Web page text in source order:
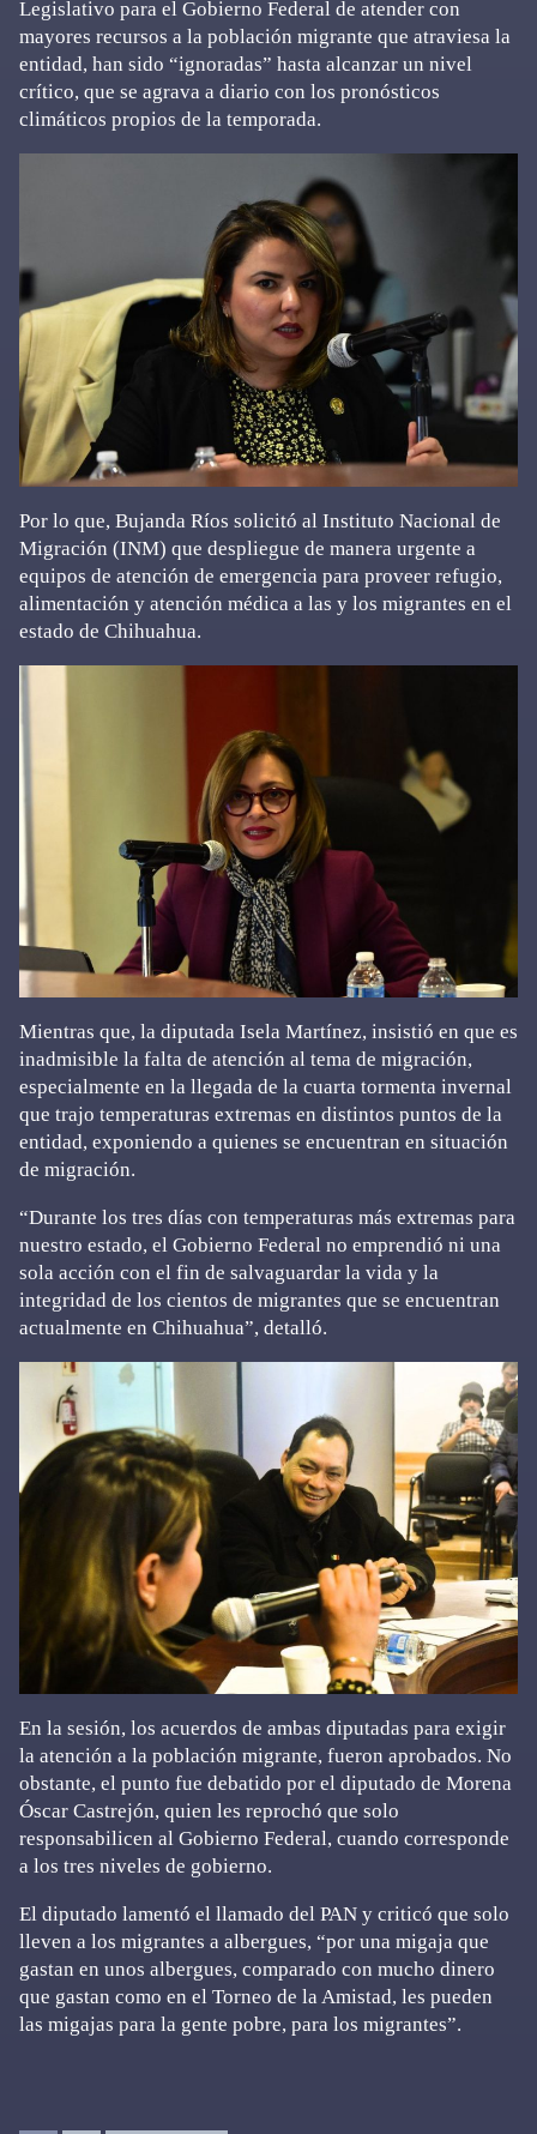
Legislativo para el Gobierno Federal de atender con
mayores recursos a la población migrante que atraviesa la
entidad, han sido “ignoradas” hasta alcanzar un nivel
crítico, que se agrava a diario con los pronósticos
climáticos propios de la temporada.
Por lo que, Bujanda Ríos solicitó al Instituto Nacional de
Migración (INM) que despliegue de manera urgente a
equipos de atención de emergencia para proveer refugio,
alimentación y atención médica a las y los migrantes en el
estado de Chihuahua.
Mientras que, la diputada Isela Martínez, insistió en que es
inadmisible la falta de atención al tema de migración,
especialmente en la llegada de la cuarta tormenta invernal
que trajo temperaturas extremas en distintos puntos de la
entidad, exponiendo a quienes se encuentran en situación
de migración.
“Durante los tres días con temperaturas más extremas para
nuestro estado, el Gobierno Federal no emprendió ni una
sola acción con el fin de salvaguardar la vida y la
integridad de los cientos de migrantes que se encuentran
actualmente en Chihuahua”, detalló.
En la sesión, los acuerdos de ambas diputadas para exigir
la atención a la población migrante, fueron aprobados. No
obstante, el punto fue debatido por el diputado de Morena
Óscar Castrejón, quien les reprochó que solo
responsabilicen al Gobierno Federal, cuando corresponde
a los tres niveles de gobierno.
El diputado lamentó el llamado del PAN y criticó que solo
lleven a los migrantes a albergues, “por una migaja que
gastan en unos albergues, comparado con mucho dinero
que gastan como en el Torneo de la Amistad, les pueden
las migajas para la gente pobre, para los migrantes”.